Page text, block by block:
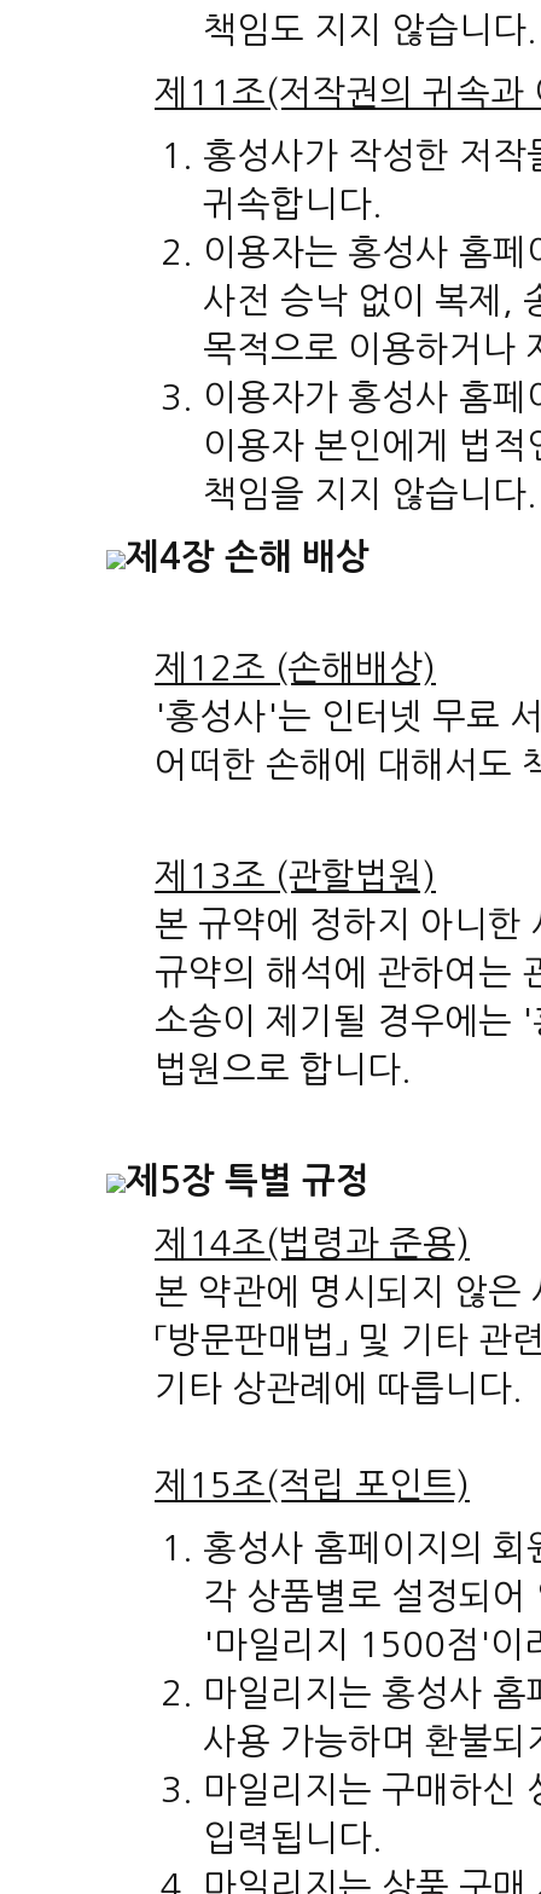
책임도 지지 않습니다.
제11조(저작권의 귀속과
홍성사가 작성한 저
귀속합니다.
이용자는 홍성사 홈
사전 승낙 없이 복제,
목적으로 이용하거나
이용자가 홍성사 홈
이용자 본인에게 법
책임을 지지 않습니다.
제4장 손해 배상
제12조 (손해배상)
'홍성사'는 인터넷 무료
어떠한 손해에 대해서도
제13조 (관할법원)
본 규약에 정하지 아니한
규약의 해석에 관하여는
소송이 제기될 경우에는
법원으로 합니다.
제5장 특별 규정
제14조(법령과 준용)
본 약관에 명시되지 않은
「방문판매법」 및 기타
기타 상관례에 따릅니다.
제15조(적립 포인트)
홍성사 홈페이지의
각 상품별로 설정되
'마일리지 1500점'이
마일리지는 홍성사
사용 가능하며 환불
마일리지는 구매하신
입력됩니다.
마일리지는 상품 구